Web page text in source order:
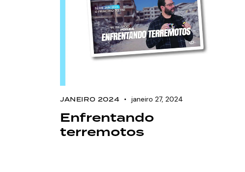
JANEIRO 2024 janeiro 27, 2024
Enfrentando
terremotos